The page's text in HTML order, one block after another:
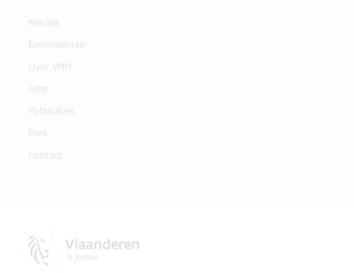
Nieuws
Evenementen
Over VMM
Jobs
Publicaties
Pers
Contact